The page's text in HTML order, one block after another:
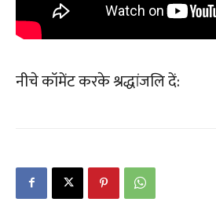
नीचे कॉमेंट करके श्रद्धांजलि दें: